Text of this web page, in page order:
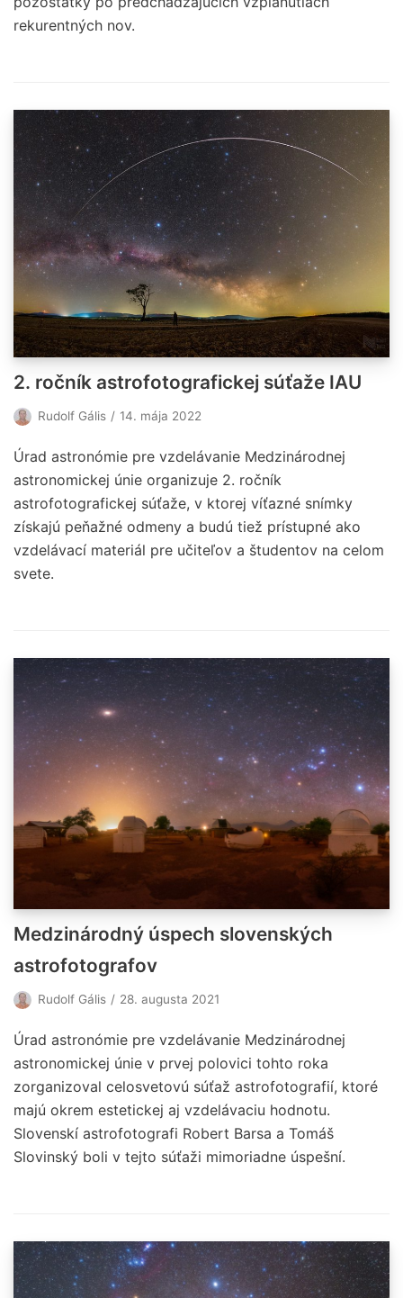
rekurentných nov.
2. ročník astrofotografickej súťaže IAU
Rudolf Gális 14. mája 2022
Úrad astronómie pre vzdelávanie Medzinárodnej
astronomickej únie organizuje 2. ročník
astrofotografickej súťaže, v ktorej víťazné snímky
získajú peňažné odmeny a budú tiež prístupné ako
vzdelávací materiál pre učiteľov a študentov na celom
svete.
Medzinárodný úspech slovenských
astrofotografov
Rudolf Gális 28. augusta 2021
Úrad astronómie pre vzdelávanie Medzinárodnej
astronomickej únie v prvej polovici tohto roka
zorganizoval celosvetovú súťaž astrofotografií, ktoré
majú okrem estetickej aj vzdelávaciu hodnotu.
Slovenskí astrofotografi Robert Barsa a Tomáš
Slovinský boli v tejto súťaži mimoriadne úspešní.